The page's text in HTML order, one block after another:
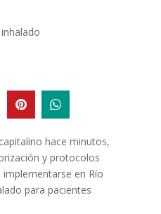
hace minutos,
y protocolos
en Río
para pacientes